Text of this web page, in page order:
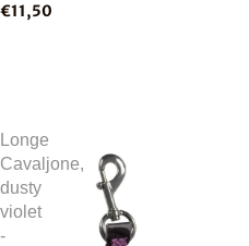
€11,50
Longe
Cavaljone,
dusty
violet
-